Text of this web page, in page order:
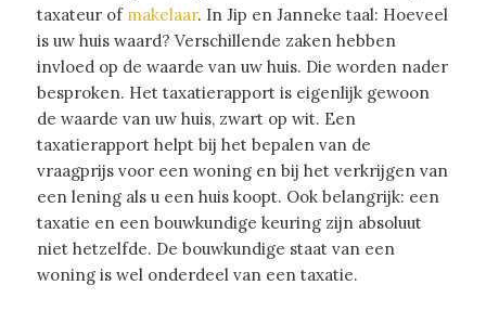
taxateur of makelaar. In Jip en Janneke taal: Hoeveel
is uw huis waard? Verschillende zaken hebben
invloed op de waarde van uw huis. Die worden nader
besproken. Het taxatierapport is eigenlijk gewoon
de waarde van uw huis, zwart op wit. Een
taxatierapport helpt bij het bepalen van de
vraagprijs voor een woning en bij het verkrijgen van
een lening als u een huis koopt. Ook belangrijk: een
taxatie en een bouwkundige keuring zijn absoluut
niet hetzelfde. De bouwkundige staat van een
woning is wel onderdeel van een taxatie.